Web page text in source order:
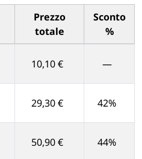
alla quantità di Pezzi
Prezzo
totale
Sconto
%
10,10 € —
29,30 € 42%
50,90 € 44%